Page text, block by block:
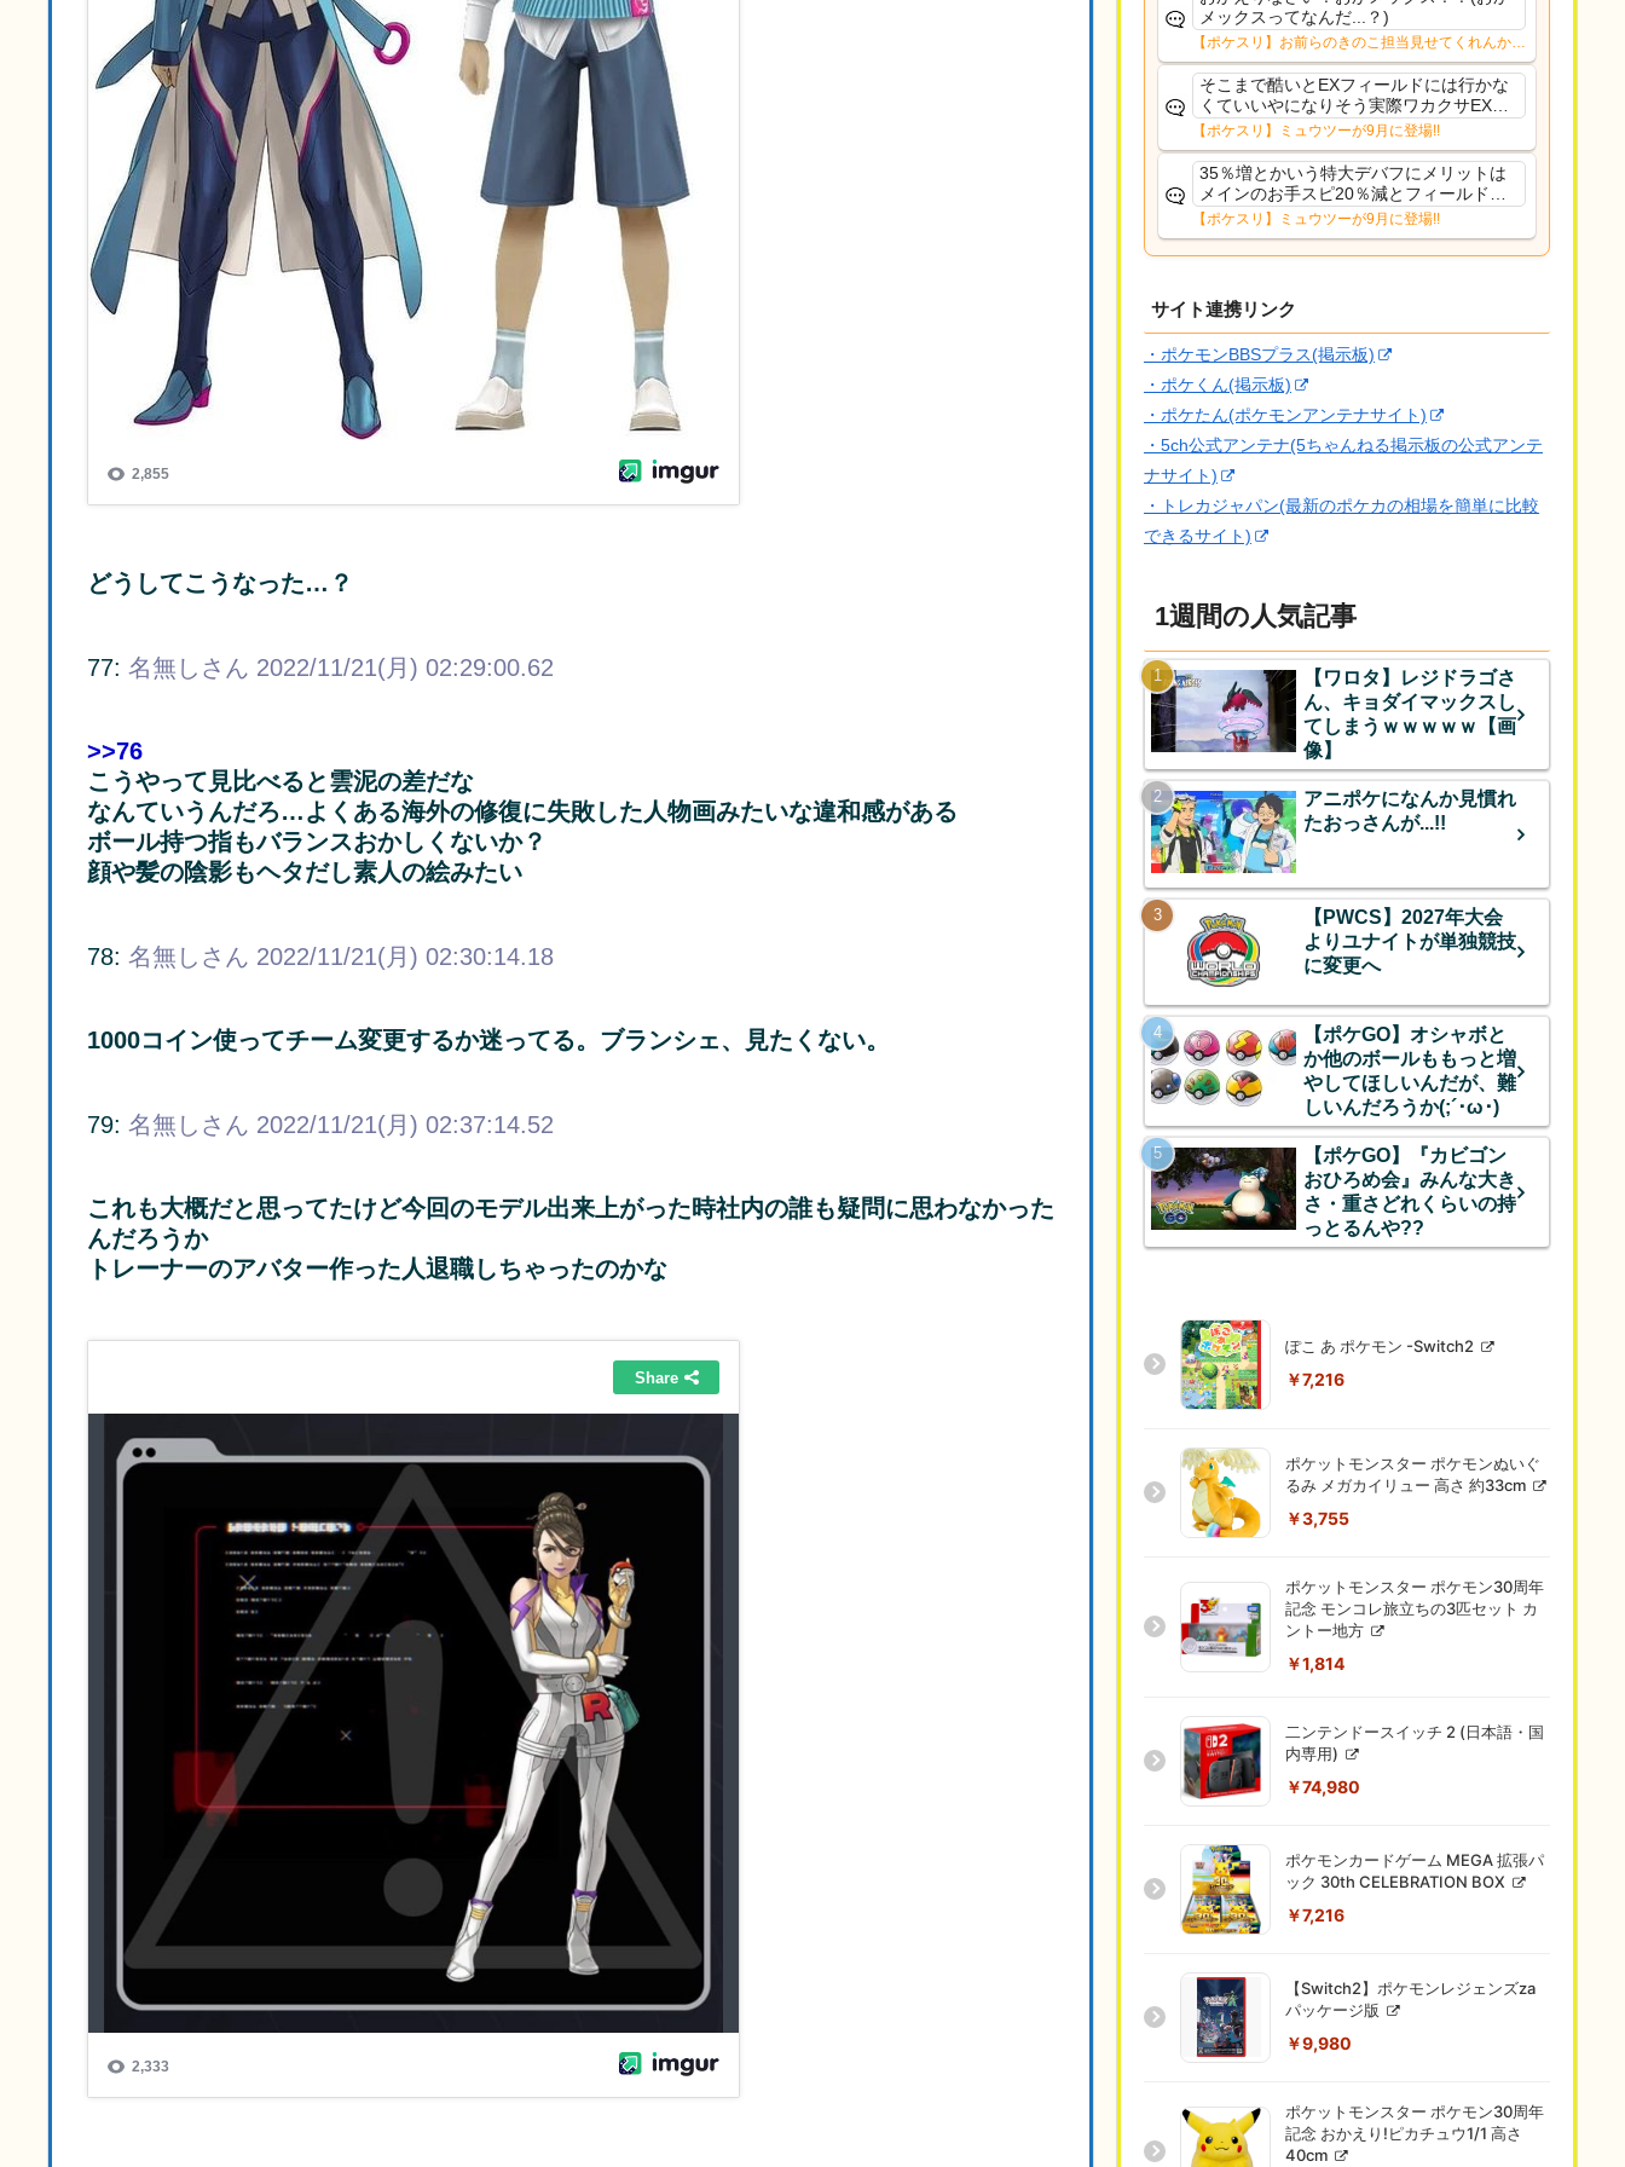
どうしてこうなった…？
77: 名無しさん 2022/11/21(月) 02:29:00.62
>>76
こうやって見比べると雲泥の差だな
なんていうんだろ…よくある海外の修復に失敗した人物画みたいな違和感がある
ボール持つ指もバランスおかしくないか？
顔や髪の陰影もヘタだし素人の絵みたい
78: 名無しさん 2022/11/21(月) 02:30:14.18
1000コイン使ってチーム変更するか迷ってる。ブランシェ、見たくない。
79: 名無しさん 2022/11/21(月) 02:37:14.52
これも大概だと思ってたけど今回のモデル出来上がった時社内の誰も疑問に思わなかった
んだろうか
トレーナーのアバター作った人退職しちゃったのかな
メックスってなんだ...？)
【ポケスリ】お前らのきのこ担当見せてくれんか…
そこまで酷いとEXフィールドには行かな
くていいやになりそう実際ワカクサEXで
さえあんまり行ってないや
【ポケスリ】ミュウツーが9月に登場!!
35％増とかいう特大デバフにメリットは
メインのお手スピ20％減とフィールド効
果のみフェアリーノーマルとか引いたら
まともに料理も作れないし終わり控えめ
に言ってカス
【ポケスリ】ミュウツーが9月に登場!!
サイト連携リンク
・ポケモンBBSプラス(掲示板)
・ポケくん(掲示板)
・ポケたん(ポケモンアンテナサイト)
・5ch公式アンテナ(5ちゃんねる掲示板の公式アンテ
ナサイト)
・トレカジャパン(最新のポケカの相場を簡単に比較
できるサイト)
1週間の人気記事
【ワロタ】レジドラゴさ
ん、キョダイマックスし
てしまうｗｗｗｗｗ【画
像】
アニポケになんか見慣れ
たおっさんが...!!
【PWCS】2027年大会
よりユナイトが単独競技
に変更へ
【ポケGO】オシャボと
か他のボールももっと増
やしてほしいんだが、難
しいんだろうか(;´･ω･)
【ポケGO】『カビゴン
おひろめ会』みんな大き
さ・重さどれくらいの持
っとるんや??
ぽこ あ ポケモン -Switch2
￥7,216
ポケットモンスター ポケモンぬいぐ
るみ メガカイリュー 高さ 約33cm
￥3,755
ポケットモンスター ポケモン30周年
記念 モンコレ旅立ちの3匹セット カ
ントー地方
￥1,814
二ンテンドースイッチ 2 (日本語・国
内専用)
￥74,980
ポケモンカードゲーム MEGA 拡張パ
ック 30th CELEBRATION BOX
￥7,216
【Switch2】ポケモンレジェンズza
パッケージ版
￥9,980
ポケットモンスター ポケモン30周年
記念 おかえり!ピカチュウ1/1 高さ
40cm